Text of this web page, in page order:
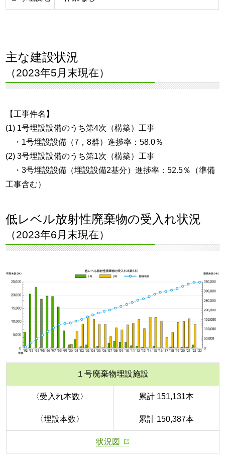
主な建設状況
（2023年5月末現在）
【工事件名】
(1) 1号埋設設備のうち第4次（構築）工事
・1号埋設設備（7，8群）進捗率：58.0％
(2) 3号埋設設備のうち第1次（構築）工事
・3号埋設設備（埋設設備2基分）進捗率：52.5％（準備
工事含む）
低レベル放射性廃棄物の受入れ状況
（2023年6月末現在）
１号廃棄物埋設施設
〈受入れ本数〉 累計 151,131本
〈埋設本数〉 累計 150,387本
状況図